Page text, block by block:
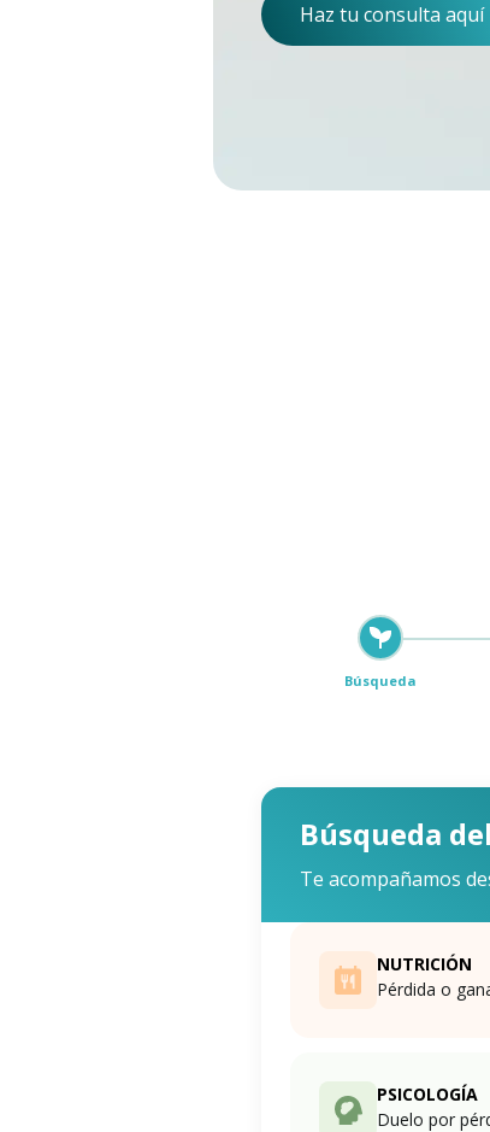
Haz tu consulta aquí
Búsqueda
Búsqueda
Te acompañamos
NUTRICIÓN
Pérdida o
PSICOLOGÍA
Duelo por